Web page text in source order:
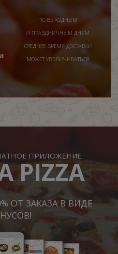
ПО ВЫХОДНЫМ
И ПРАЗДНИЧНЫМ ДНЯМ
СРЕДНЕЕ ВРЕМЯ ДОСТАВКИ
МОЖЕТ УВЕЛИЧИВАТЬСЯ
ПРИЛОЖЕНИЕ
PIZZA
ОТ ЗАКАЗА В ВИДЕ